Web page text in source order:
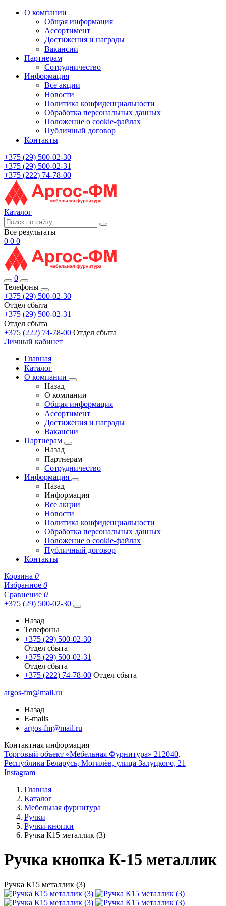
О компании
Общая информация
Ассортимент
Достижения и награды
Вакансии
Партнерам
Сотрудничество
Информация
Все акции
Новости
Политика конфиденциальности
Обработка персональных данных
Положение о cookie-файлах
Публичный договор
Контакты
+375 (29) 500-02-30
+375 (29) 500-02-31
+375 (222) 74-78-00
Каталог
Все результаты
0 0 0
0
Телефоны
+375 (29) 500-02-30
Отдел сбыта
+375 (29) 500-02-31
Отдел сбыта
+375 (222) 74-78-00 Отдел сбыта
Личный кабинет
Главная
Каталог
О компании
Назад
О компании
Общая информация
Ассортимент
Достижения и награды
Вакансии
Партнерам
Назад
Партнерам
Сотрудничество
Информация
Назад
Информация
Все акции
Новости
Политика конфиденциальности
Обработка персональных данных
Положение о cookie-файлах
Публичный договор
Контакты
Корзина 0
Избранное 0
Сравнение 0
+375 (29) 500-02-30
Назад
Телефоны
+375 (29) 500-02-30
Отдел сбыта
+375 (29) 500-02-31
Отдел сбыта
+375 (222) 74-78-00 Отдел сбыта
argos-fm@mail.ru
Назад
E-mails
argos-fm@mail.ru
Контактная информация
Торговый объект «Мебельная Фурнитура» 212040,
Республика Беларусь, Могилёв, улица Залуцкого, 21
Instagram
Главная
Каталог
Мебельная фурнитура
Ручки
Ручки-кнопки
Ручка К15 металлик (3)
Ручка кнопка К-15 металлик
Ручка К15 металлик (3)